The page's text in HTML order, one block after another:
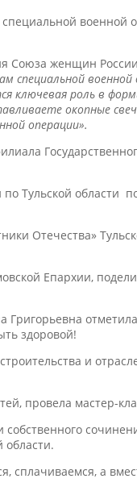
военной
Союза женщин
ключевая роль в
окопные
операции».
Тульской области
Отечества»
Епархии,
здоровой!
и
провела мастер-
области.
сплачиваемся, а